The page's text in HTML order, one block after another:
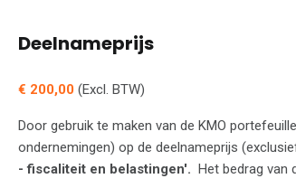
Deelnameprijs
€ 200,00 (Excl. BTW)
Door gebruik te maken van de KMO
ondernemingen) op de deelnameprijs
- fiscaliteit en belastingen'. Het bedrag van